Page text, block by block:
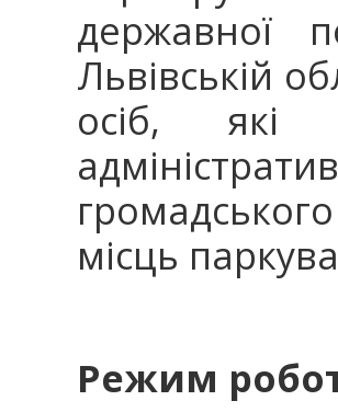
державної
Львівській
осіб, які
місць
Режим